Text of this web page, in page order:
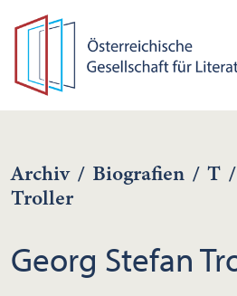
Archiv / Biografien / T /
Troller
Georg Stefan